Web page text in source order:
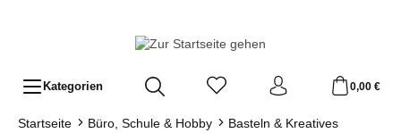
Kategorien 0,00 €
Startseite Büro, Schule & Hobby Basteln & Kreatives